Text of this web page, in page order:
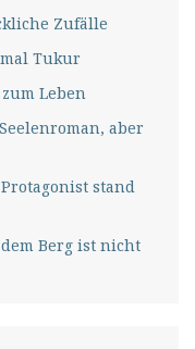
Zufälle
Tukur
Leben
aber
stand
Berg ist nicht